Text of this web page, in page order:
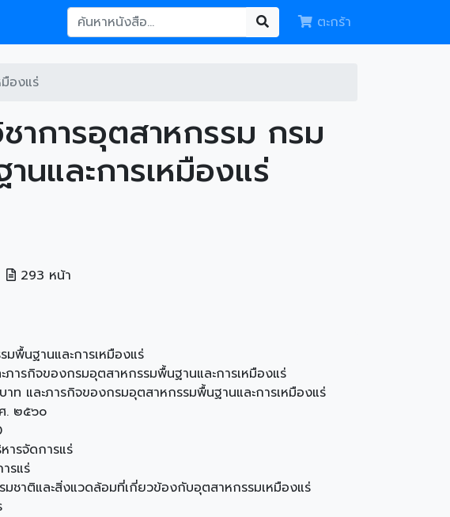
ตะกร้า
องแร่
าการอุตสาหกรรม กรม
นและการเหมืองแร่
293 หน้า
พื้นฐานและการเหมืองแร่
ารกิจของกรมอุตสาหกรรมพื้นฐานและการเหมืองแร่
ท และภารกิจของกรมอุตสาหกรรมพื้นฐานและการเหมืองแร่
. ๒๕๖๐
ารจัดการแร่
รแร่
ชาติและสิ่งแวดล้อมที่เกี่ยวข้องกับอุตสาหกรรมเหมืองแร่